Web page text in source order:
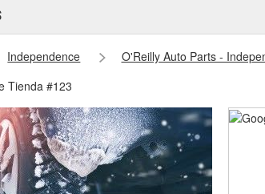
Independence
O'Reilly Auto Parts -
Tienda #123